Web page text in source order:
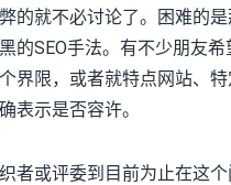
的就不必讨论了。困难的是
的SEO手法。有不少朋友
界限，或者就特点网站、
表示是否容许。
者或评委到目前为止在这